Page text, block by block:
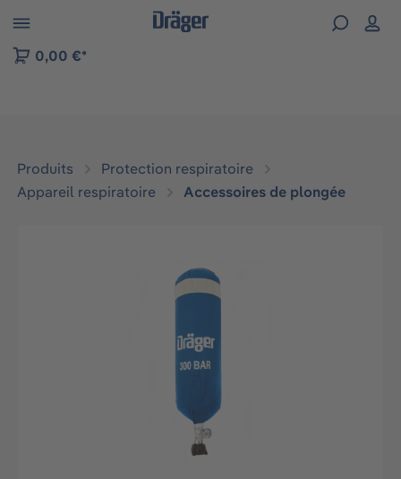
to B2B platform navigation
0,00 €*
Produits
Protection respiratoire
Appareil respiratoire
Accessoires de plongée
Ignorer la galerie d'images